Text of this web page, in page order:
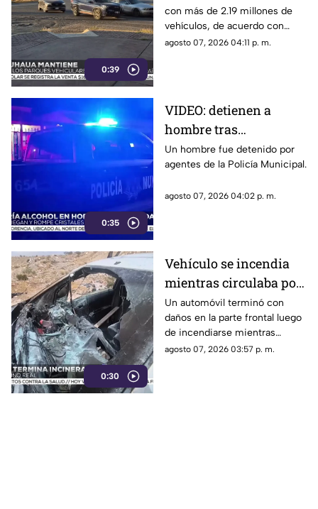
0:39
¿Qué municipio
concentra el mayor
parque vehicular?
con más de 2.19 millones de
vehículos, de acuerdo con
cifras del INEGI.
agosto 07, 2026 04:11 p. m.
0:35
VIDEO: detienen a
hombre tras
presuntamente causar
daños en tienda de
Un hombre fue detenido por
agentes de la Policía Municipal.
agosto 07, 2026 04:02 p. m.
0:30
Vehículo se incendia
mientras circulaba por
calles de Ciudad Juárez
| VIDEO
Un automóvil terminó con
daños en la parte frontal luego
de incendiarse mientras
circulaba por el Camino Real.
agosto 07, 2026 03:57 p. m.